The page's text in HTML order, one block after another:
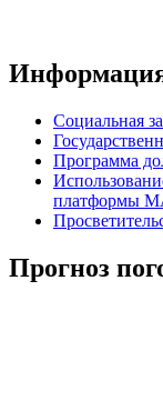
Социальная
Программа
платформы
Прогноз